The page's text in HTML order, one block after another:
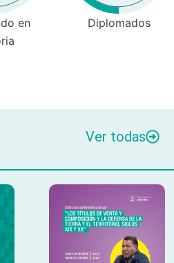
en
Diplomados
Ver todas